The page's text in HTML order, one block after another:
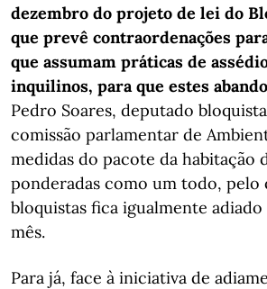
dezembro do projeto de lei do
que prevê contraordenações
que assumam práticas de
inquilinos, para que estes
Pedro Soares, deputado
comissão parlamentar de
medidas do pacote da habitação
ponderadas como um todo, pelo
bloquistas fica igualmente
mês.
Para já, face à iniciativa de